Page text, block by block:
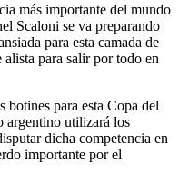
más importante del mundo
Scaloni se va preparando
para esta camada de
para salir por todo en
botines para esta Copa del
argentino utilizará los
dicha competencia en
importante por el